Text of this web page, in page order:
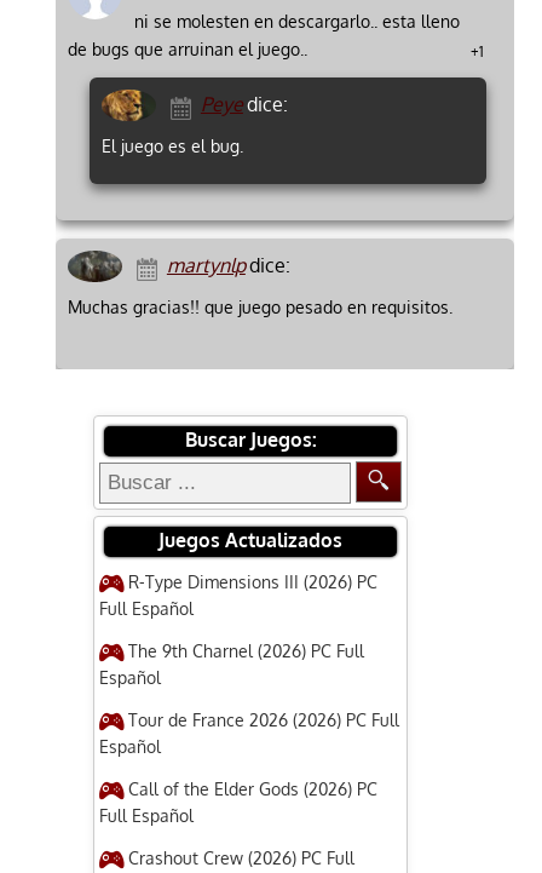
ni se molesten en descargarlo.. esta lleno
de bugs que arruinan el juego..
+1
Peyedice:
El juego es el bug.
martynlpdice:
Muchas gracias!! que juego pesado en requisitos.
Buscar Juegos:
Juegos Actualizados
R-Type Dimensions III (2026) PC
Full Español
The 9th Charnel (2026) PC Full
Español
Tour de France 2026 (2026) PC Full
Español
Call of the Elder Gods (2026) PC
Full Español
Crashout Crew (2026) PC Full